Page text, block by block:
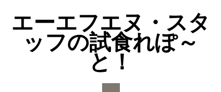
エーエフエヌ・スタ
ッフの試食れぽ～
と！